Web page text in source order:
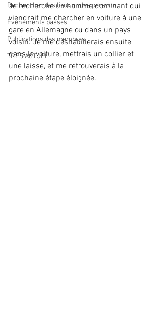
Rechercher des lieux ou des personn
Événements passés
Publications des membres
TRÈS ACTUEL
Je recherche un homme dominant qui
viendrait me chercher en voiture à une
gare en Allemagne ou dans un pays
voisin. Je me déshabillerais ensuite
dans la voiture, mettrais un collier et
une laisse, et me retrouverais à la
prochaine étape éloignée.